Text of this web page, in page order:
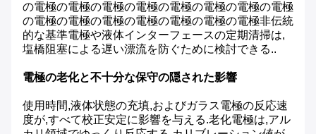
の電極の電極の電極の電極の電極の電極の電極の電極
の電極の電極の電極の電極の電極の電極の電極非伝統
的な基準電極や液体インターフェースの定期清掃は,
塩橋阻塞による遅い漂流を防ぐために検討できる..
電極の老化と不十分な保守の隠された影響
使用時間,液体状態の充填,およびガラス電極の反応速
度が,すべて校正安定に影響を与える.老化電極は,アル